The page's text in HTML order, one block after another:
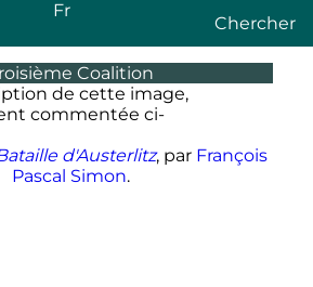
Fr
Chercher
Coalition
d'Austerlitz, par François
Pascal Simon.